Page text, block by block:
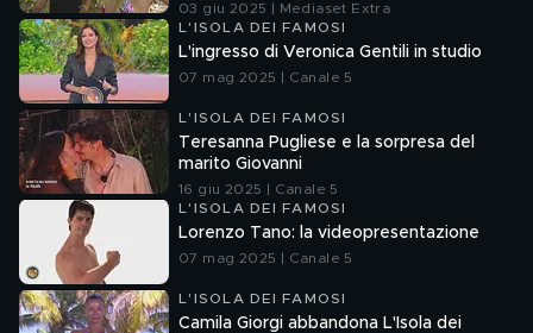
03 giu 2025 | Mediaset Extra
L'ISOLA DEI FAMOSI
L'ingresso di Veronica Gentili in studio
07 mag 2025 | Canale 5
L'ISOLA DEI FAMOSI
Teresanna Pugliese e la sorpresa del
marito Giovanni
16 giu 2025 | Canale 5
L'ISOLA DEI FAMOSI
Lorenzo Tano: la videopresentazione
07 mag 2025 | Canale 5
L'ISOLA DEI FAMOSI
Camila Giorgi abbandona L'Isola dei